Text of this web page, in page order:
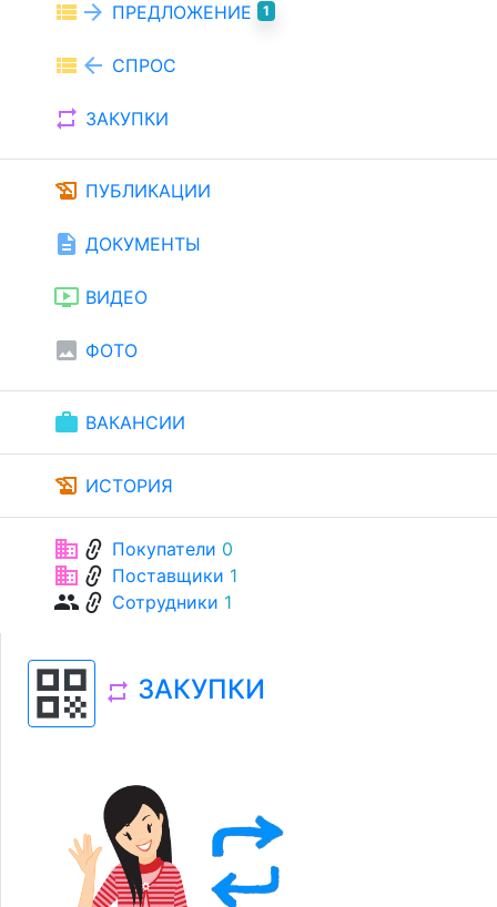
view_list arrow_forward ПРЕДЛОЖЕНИЕ 1
view_list arrow_back СПРОС
repeat ЗАКУПКИ
history_edu ПУБЛИКАЦИИ
description ДОКУМЕНТЫ
ondemand_video ВИДЕО
image ФОТО
work ВАКАНСИИ
history_edu ИСТОРИЯ
businesslink Покупатели 0
businesslink Поставщики 1
grouplink Сотрудники 1
qr_code repeat ЗАКУПКИ